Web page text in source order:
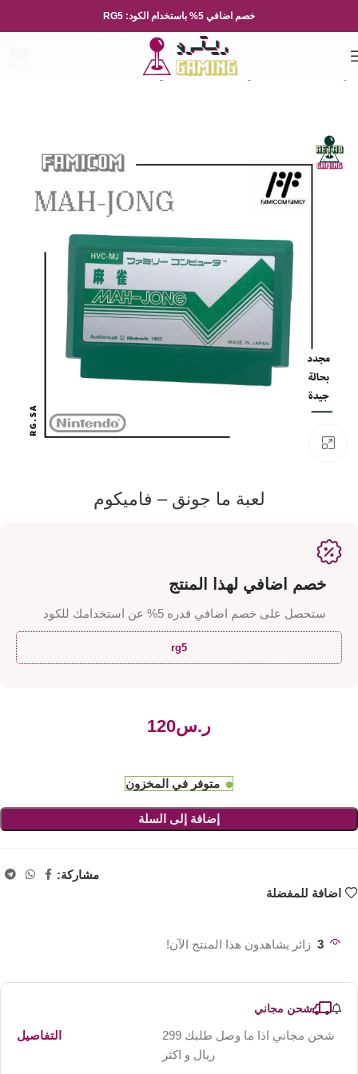
خصم اضافي 5% باستخدام الكود: RG5
Nintendo نينتيندو العائلة
لعبة ما جونق – فاميكوم
خصم اضافي لهذا المنتج
ستحصل على خصم اضافي قدره 5% عن استخدامك للكود
rg5
ر.س
متوفر في المخزون
إضافة إلى السلة
مشاركة:
اضافة للمفضلة
3 زائر يشاهدون هذا المنتج الآن!
شحن مجاني
شحن مجاني اذا ما وصل طلبك 299
ريال و اكثر
التفاصيل